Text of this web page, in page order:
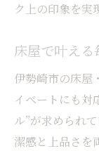
ク上の印象を実
床屋で叶え
伊勢崎市の床屋
イベートにも対
ル”が求められ
潔感と上品さを